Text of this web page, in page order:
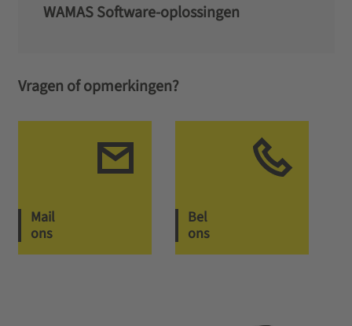
WAMAS Software-­oplossingen
Vragen of opmerkingen?
Mail
ons
Bel
ons